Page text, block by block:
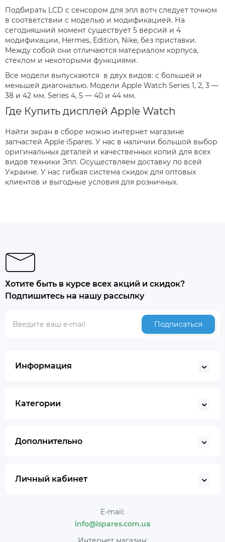
Подбирать LCD с сенсором для эпл вотч следует точном
в соответствии с моделью и модификацией. На
сегодняшний момент существует 5 версий и 4
модификации, Hermes, Edition, Nike, без приставки.
Между собой они отличаются материалом корпуса,
стеклом и некоторыми функциями.
Все модели выпускаются в двух видов: с большей и
меньшей диагональю. Модели Apple Watch Series 1, 2, 3 —
38 и 42 мм. Series 4, 5 — 40 и 44 мм.
Где Купить дисплей Apple Watch
Найти экран в сборе можно интернет магазине
запчастей Apple iSpares. У нас в наличии большой выбор
оригинальных деталей и качественных копий для всех
видов техники Эпл. Осуществляем доставку по всей
Украине. У нас гибкая система скидок для оптовых
клиентов и выгодные условия для розничных.
Хотите быть в курсе всех акций и скидок?
Подпишитесь на нашу рассылку
Подписаться
Информация
Категории
Дополнительно
Личный кабинет
E-mail:
info@ispares.com.ua